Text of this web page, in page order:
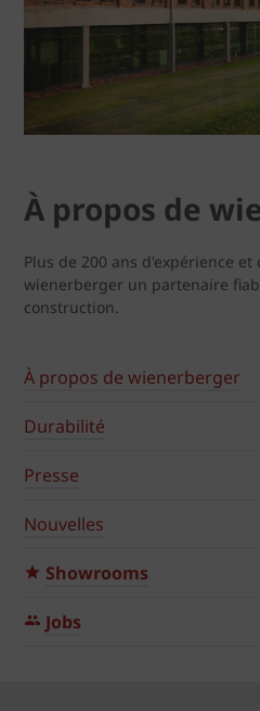
À propos de
Plus de 200 ans d'expérience
wienerberger un partenaire
construction.
À propos de wienerberger
Durabilité
Presse
Nouvelles
Showrooms
Jobs